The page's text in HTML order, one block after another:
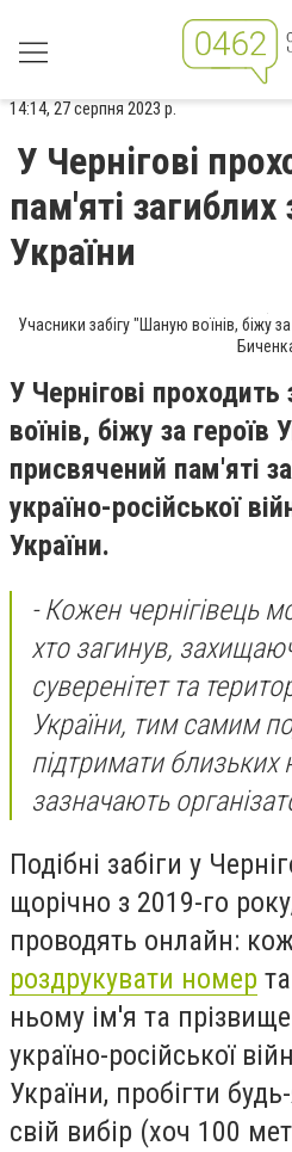
14:14, 27 серпня 2023 р.
У Чернігові
пам'яті загиблих
України
Учасники забігу "Шаную воїнів, біжу
У Чернігові
воїнів, біжу за героїв
присвячений пам'яті
україно-російської
України.
- Кожен чернігівець
хто загинув,
суверенітет та
України, тим самим
підтримати близьких
зазначають
Подібні забіги у
щорічно з 2019-го
проводять онлайн:
роздрукувати номер
ньому ім'я та
україно-російської
України, пробігти
свій вибір (хоч 100